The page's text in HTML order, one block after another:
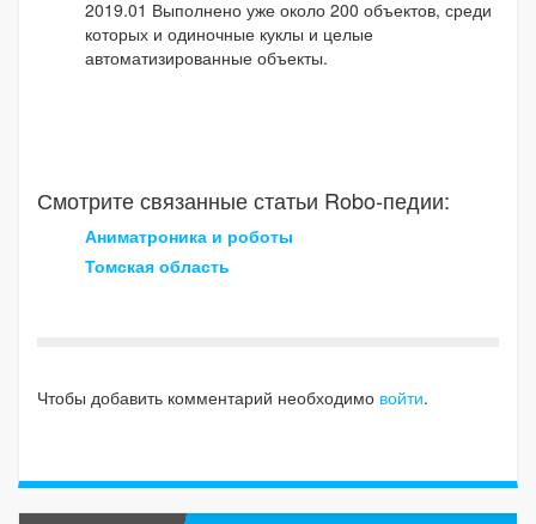
2019.01 Выполнено уже около 200 объектов, среди
которых и одиночные куклы и целые
автоматизированные объекты.
Смотрите связанные статьи Robo-педии:
Аниматроника и роботы
Томская область
Чтобы добавить комментарий необходимо войти.